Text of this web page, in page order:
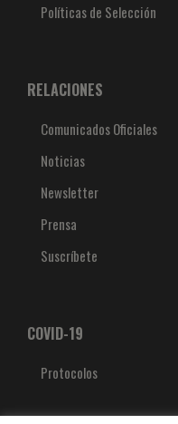
Políticas de Selección
RELACIONES
Comunicados Oficiales
Noticias
Newsletter
Prensa
Suscríbete
COVID-19
Protocolos